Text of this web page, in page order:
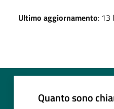
Ultimo aggiornamento: 13
Quanto sono